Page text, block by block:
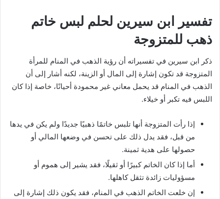
تفسير ابن سيرين لحلم لبس خاتم
ذهب للمتزوجة
ذكر ابن سيرين في تفسيراته أن رؤية الذهب في المنام للمرأة
المتزوجة قد تكون إشارة إلى المال أو الزينة، لكنه أشار إلى أن
الذهب في المنام قد يحمل معاني غير محمودة أحيانًا، خاصة إذا كان
اللبس فيه تكبر أو خيلاء.
إذا رأت المتزوجة أنها تلبس خاتمًا ذهبيًا جديدًا ولم يكن في يدها
من قبل، فقد يدل ذلك على تحسن في وضعها المالي أو
حصولها على هدية ثمينة.
أما إذا كان الخاتم كبيرًا أو ثقيلًا، فقد يشير إلى هموم أو
مسؤوليات زائدة تثقل كاهلها.
إن خلعت الخاتم الذهب في المنام، فقد يكون ذلك إشارة إلى